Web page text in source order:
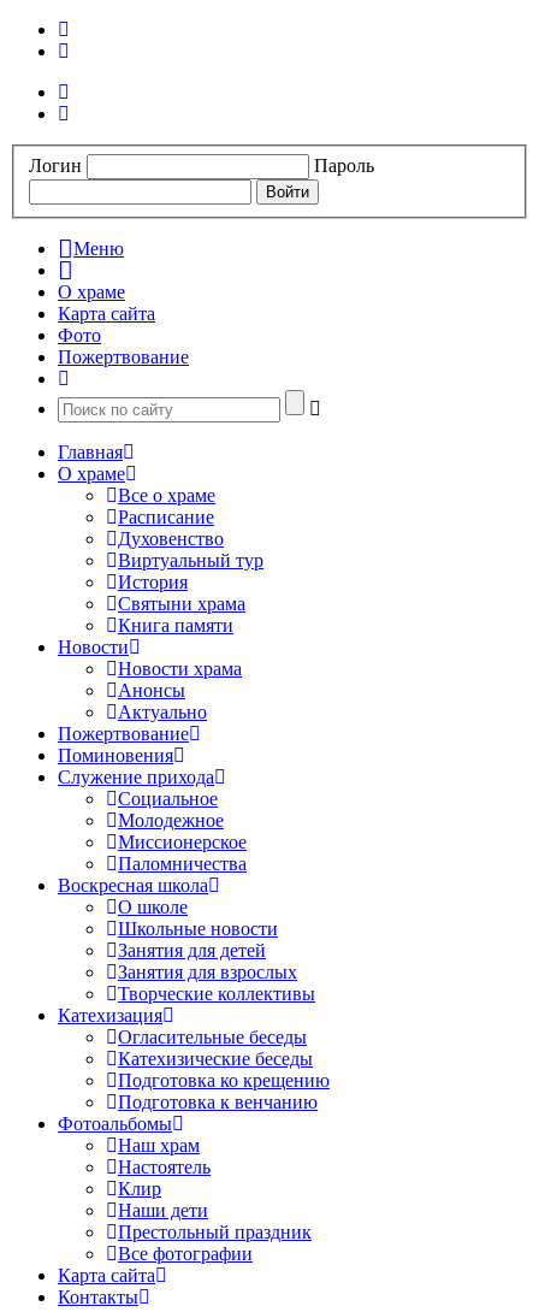
Логин Пароль
Меню
О храме
Карта сайта
Фото
Пожертвование
Главная
О храме
Все о храме
Расписание
Духовенство
Виртуальный тур
История
Святыни храма
Книга памяти
Новости
Новости храма
Анонсы
Актуально
Пожертвование
Поминовения
Служение прихода
Социальное
Молодежное
Миссионерское
Паломничества
Воскресная школа
О школе
Школьные новости
Занятия для детей
Занятия для взрослых
Творческие коллективы
Катехизация
Огласительные беседы
Катехизические беседы
Подготовка ко крещению
Подготовка к венчанию
Фотоальбомы
Наш храм
Настоятель
Клир
Наши дети
Престольный праздник
Все фотографии
Карта сайта
Контакты